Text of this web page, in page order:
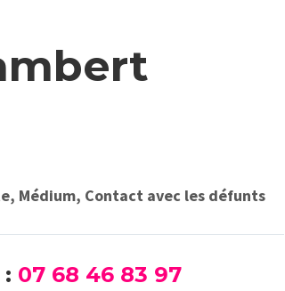
Médium, Contact avec les défunts
: 07 68 46 83 97